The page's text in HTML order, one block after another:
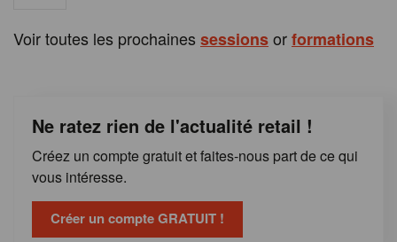
Voir toutes les prochaines sessionsorformations
Ne ratez rien de l'actualité retail !
Créez un compte gratuit et faites-nous part de ce qui
vous intéresse.
Créer un compte GRATUIT !